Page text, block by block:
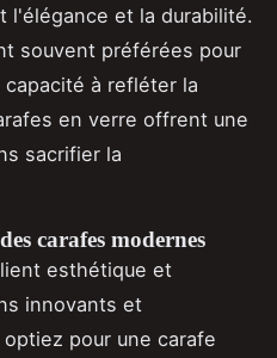
l'élégance et la durabilité.
souvent préférées pour
capacité à refléter la
en verre offrent une
sacrifier la
carafes modernes
esthétique et
innovants et
pour une carafe